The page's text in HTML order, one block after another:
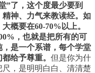
”了，这个度最少要到
神、力气来教读经。如
概要在60-70%以上。
，也就是把所有的可
是一个系谱，每个学堂
给予尊重。 但是你为什
，是明明白白、清清楚